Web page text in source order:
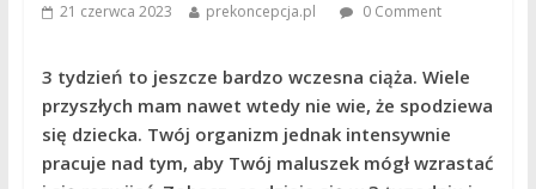
21 czerwca 2023 prekoncepcja.pl 0 Comment
3 tydzień to jeszcze bardzo wczesna ciąża. Wiele
przyszłych mam nawet wtedy nie wie, że spodziewa
się dziecka. Twój organizm jednak intensywnie
pracuje nad tym, aby Twój maluszek mógł wzrastać